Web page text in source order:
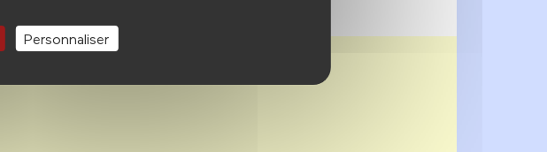
Personnaliser